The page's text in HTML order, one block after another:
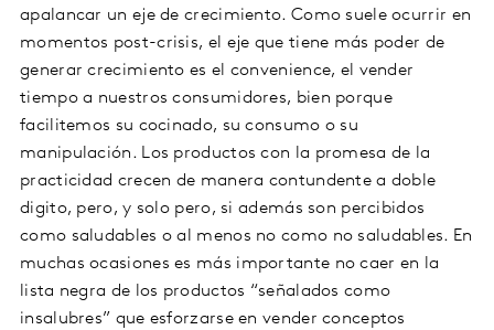
apalancar un eje de crecimiento. Como suele ocurrir en
momentos post-crisis, el eje que tiene más poder de
generar crecimiento es el convenience, el vender
tiempo a nuestros consumidores, bien porque
facilitemos su cocinado, su consumo o su
manipulación. Los productos con la promesa de la
practicidad crecen de manera contundente a doble
digito, pero, y solo pero, si además son percibidos
como saludables o al menos no como no saludables. En
muchas ocasiones es más importante no caer en la
lista negra de los productos “señalados como
insalubres” que esforzarse en vender conceptos